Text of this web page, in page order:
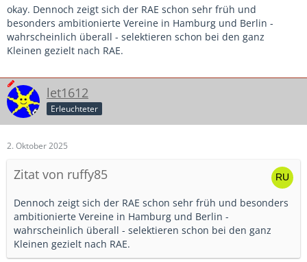
okay. Dennoch zeigt sich der RAE schon sehr früh und
besonders ambitionierte Vereine in Hamburg und Berlin -
wahrscheinlich überall - selektieren schon bei den ganz
Kleinen gezielt nach RAE.
let1612
Erleuchteter
2. Oktober 2025
Zitat von ruffy85
Dennoch zeigt sich der RAE schon sehr früh und besonders
ambitionierte Vereine in Hamburg und Berlin -
wahrscheinlich überall - selektieren schon bei den ganz
Kleinen gezielt nach RAE.